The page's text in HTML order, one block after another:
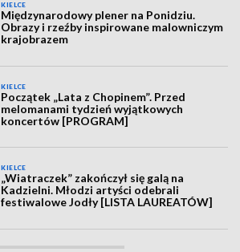
KIELCE
Międzynarodowy plener na Ponidziu.
Obrazy i rzeźby inspirowane malowniczym
krajobrazem
KIELCE
Początek „Lata z Chopinem”. Przed
melomanami tydzień wyjątkowych
koncertów [PROGRAM]
KIELCE
„Wiatraczek” zakończył się galą na
Kadzielni. Młodzi artyści odebrali
festiwalowe Jodły [LISTA LAUREATÓW]